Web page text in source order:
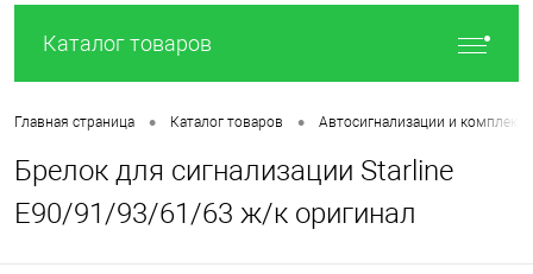
Каталог товаров
Главная страница • Каталог товаров • Автосигнализации и
Брелок для сигнализации Starline
E90/91/93/61/63 ж/к оригинал